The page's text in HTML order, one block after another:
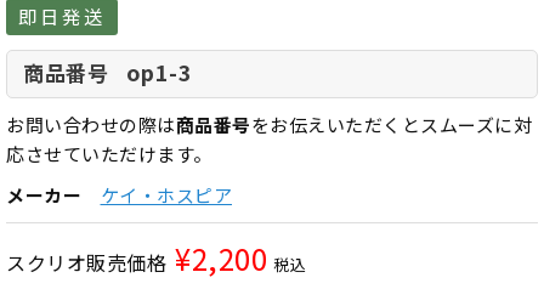
即日発送
商品番号 op1-3
お問い合わせの際は商品番号をお伝えいただくとスムーズに対
応させていただけます。
メーカー
ケイ・ホスピア
スクリオ販売価格 ¥2,200 税込